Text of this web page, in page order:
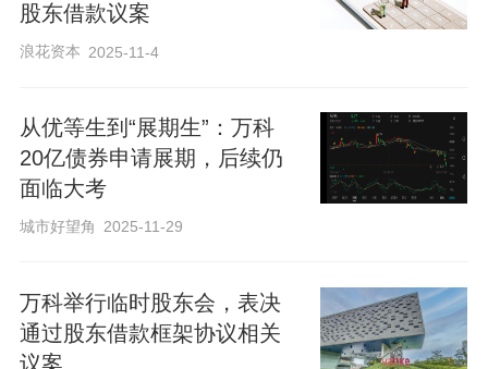
股东借款议案
浪花资本 2025-11-4
从优等生到“展期生”：万科
20亿债券申请展期，后续仍
面临大考
城市好望角 2025-11-29
万科举行临时股东会，表决
通过股东借款框架协议相关
议案